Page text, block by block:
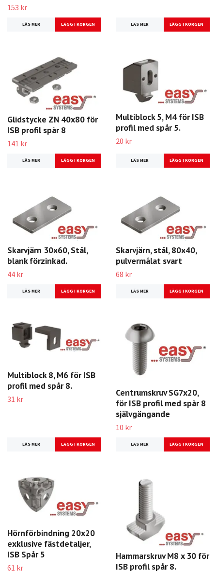
153 kr
LÄS MER LÄS MER
Glidstycke ZN 40x80 för
ISB profil spår 8
141 kr
LÄS MER
Multiblock 5, M4 för ISB
profil med spår 5.
20 kr
LÄS MER
Skarvjärn 30x60, Stål,
blank förzinkad.
44 kr
LÄS MER
Skarvjärn, stål, 80x40,
pulvermålat svart
68 kr
LÄS MER
Multiblock 8, M6 för ISB
profil med spår 8.
31 kr
LÄS MER
Centrumskruv SG7x20,
för ISB profil med spår 8
självgängande
10 kr
LÄS MER
Hörnförbindning 20x20
exklusive fästdetaljer,
ISB Spår 5
61 kr
Hammarskruv M8 x 30 för
ISB profil spår 8.